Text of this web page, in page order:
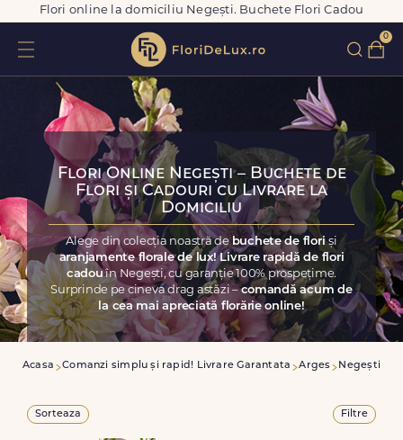
Flori online la domiciliu Negești. Buchete Flori Cadou
0
Flori Online Negești – Buchete de
Flori și Cadouri cu Livrare la
Domiciliu
Alege din colecția noastră de buchete de floriși
aranjamente florale de lux! Livrare rapidă de flori
cadouîn Negești, cu garanție 100% prospețime.
Surprinde pe cineva drag astăzi –comandă acum de
la cea mai apreciată florărie online!
Acasa Comanzi simplu și rapid! Livrare Garantata Arges Negești
Sorteaza Filtre